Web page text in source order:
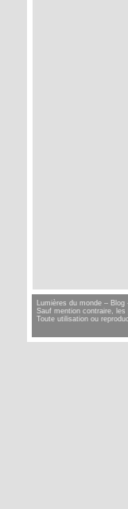
Lumières du monde –
Sauf mention contraire,
Toute utilisation ou